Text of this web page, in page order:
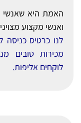
האמת היא שאנשי
ואנשי מקצוע
לנו כרטיס
מכירות טובים
לוקחים אליפות.